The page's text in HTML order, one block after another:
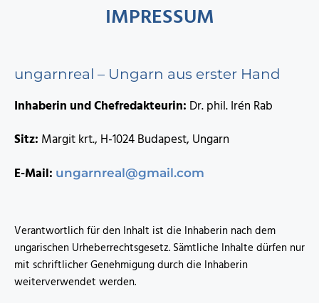
IMPRESSUM
ungarnreal – Ungarn aus erster Hand
Inhaberin und Chefredakteurin: Dr. phil. Irén Rab
Sitz: Margit krt., H-1024 Budapest, Ungarn
E-Mail: ungarnreal@gmail.com
Verantwortlich für den Inhalt ist die Inhaberin nach dem
ungarischen Urheberrechtsgesetz. Sämtliche Inhalte dürfen nur
mit schriftlicher Genehmigung durch die Inhaberin
weiterverwendet werden.